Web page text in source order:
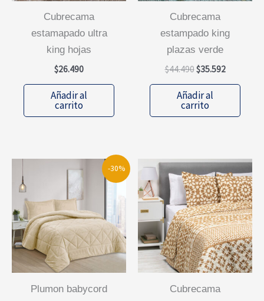
cubrecama
estamapado ultra
king hojas
$26.490
Añadir al
carrito
cubrecama
estampado king
plazas verde
$44.490El
original
era:
$35.592El
actual
$35.592.
Añadir al
carrito
-30%
plumon babycord
cubrecama